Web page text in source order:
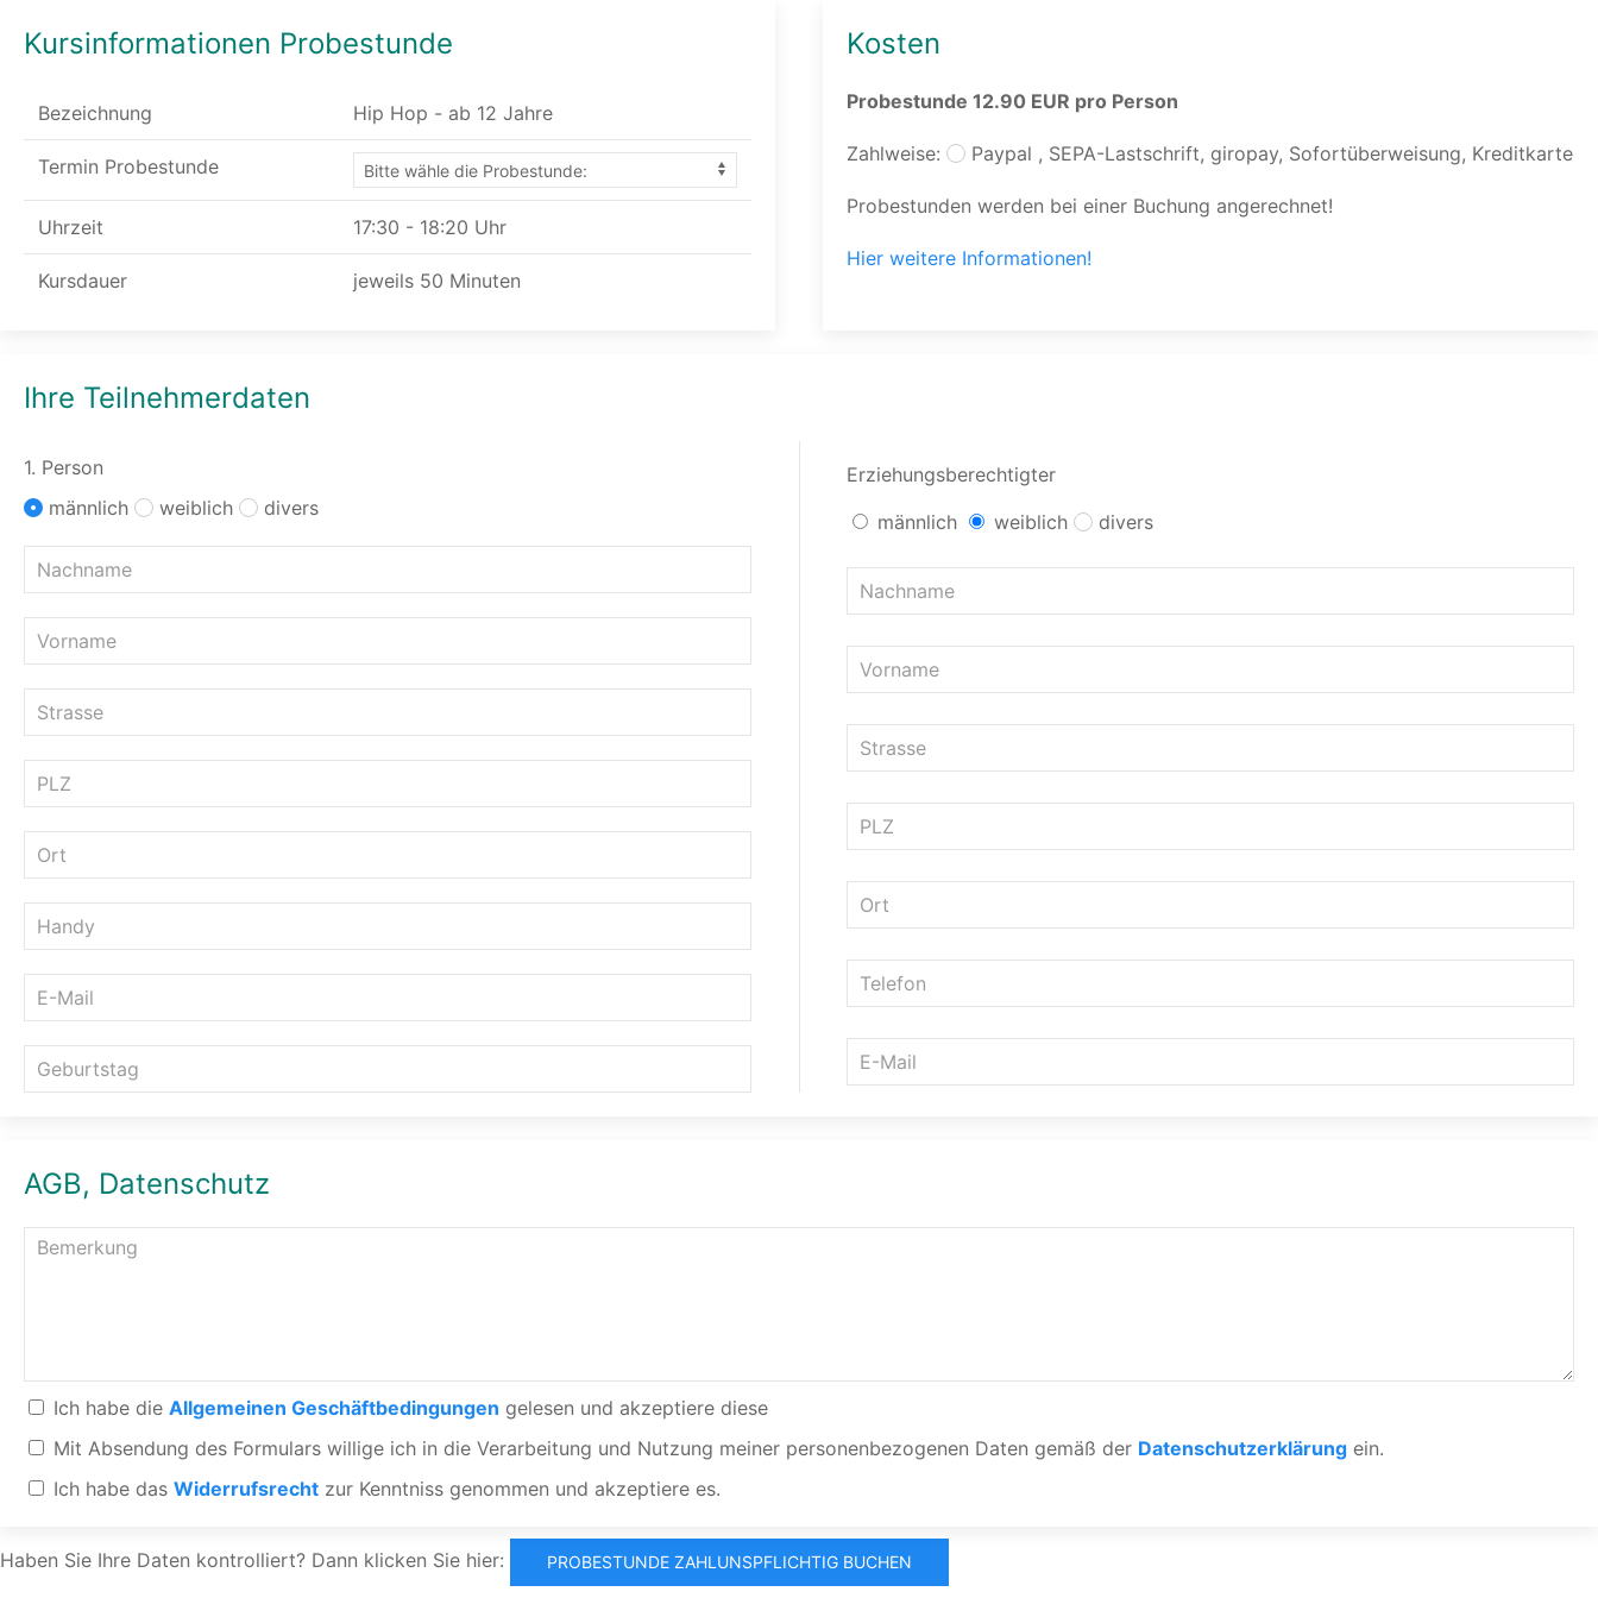
Kursinformationen Probestunde
Bezeichnung Hip Hop - ab 12 Jahre
Termin Probestunde
Uhrzeit 17:30 - 18:20 Uhr
Kursdauer jeweils 50 Minuten
Kosten
Probestunde 12.90 EUR pro Person
Zahlweise: Paypal , SEPA-Lastschrift, giropay, Sofortüberweisung, Kreditkarte
Probestunden werden bei einer Buchung angerechnet!
Hier weitere Informationen!
Ihre Teilnehmerdaten
1. Person
männlich
weiblich divers
Erziehungsberechtigter
männlich
weiblich divers
AGB, Datenschutz
Ich habe die Allgemeinen Geschäftbedingungen gelesen und akzeptiere diese
Mit Absendung des Formulars willige ich in die Verarbeitung und Nutzung meiner personenbezogenen Daten gemäß der Datenschutzerklärung ein.
Ich habe das Widerrufsrecht zur Kenntniss genommen und akzeptiere es.
Haben Sie Ihre Daten kontrolliert? Dann klicken Sie hier: